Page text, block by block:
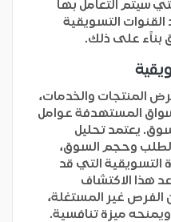
سيتم التعامل بها
القنوات التسويقية
بناًء على ذلك.
المنتجات والخدمات،
المستهدفة عوامل
يعتمد تحليل
وحجم السوق،
التسويقية التي قد
هذا الاكتشاف
الفرص غير المستغلة،
ميزة تنافسية.